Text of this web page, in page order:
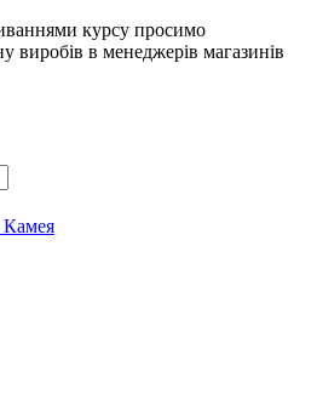
курсу просимо
виробів в менеджерів магазинів